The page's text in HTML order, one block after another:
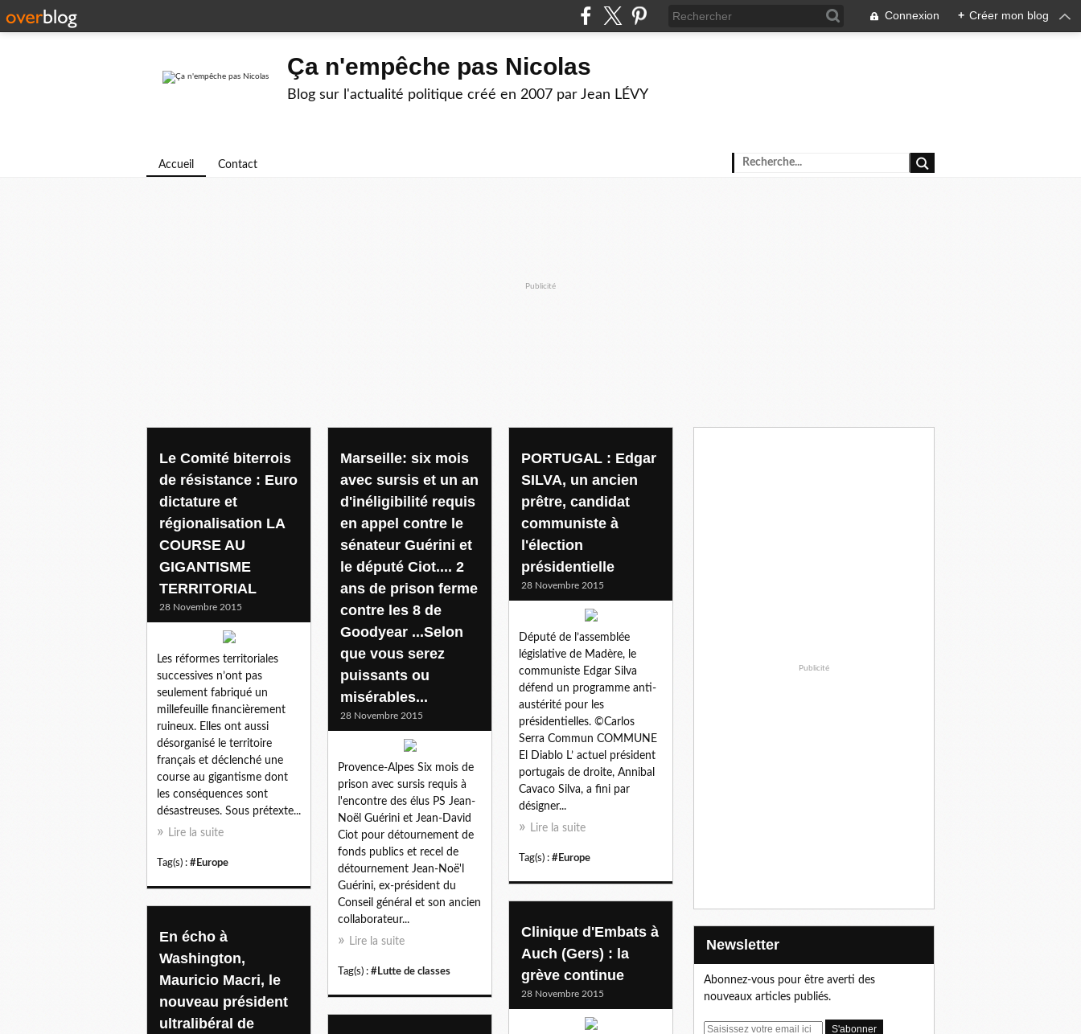
Connexion + Créer mon blog
Ça n'empêche pas Nicolas
Blog sur l'actualité politique créé en 2007 par Jean LÉVY
Accueil Contact
Publicité
Le Comité biterrois
de résistance : Euro
dictature et
régionalisation LA
COURSE AU
GIGANTISME
TERRITORIAL
28 Novembre 2015
Les réformes territoriales
successives n’ont pas
seulement fabriqué un
millefeuille financièrement
ruineux. Elles ont aussi
désorganisé le territoire
français et déclenché une
course au gigantisme dont
les conséquences sont
désastreuses. Sous prétexte...
Lire la suite
Tag(s) : #Europe
Marseille: six mois
avec sursis et un an
d'inéligibilité requis
en appel contre le
sénateur Guérini et
le député Ciot.... 2
ans de prison ferme
contre les 8 de
Goodyear ...Selon
que vous serez
puissants ou
misérables...
28 Novembre 2015
Provence-Alpes Six mois de
prison avec sursis requis à
l'encontre des élus PS Jean-
Noël Guérini et Jean-David
Ciot pour détournement de
fonds publics et recel de
détournement Jean-Noë'l
Guérini, ex-président du
Conseil général et son ancien
collaborateur...
Lire la suite
Tag(s) : #Lutte de classes
PORTUGAL : Edgar
SILVA, un ancien
prêtre, candidat
communiste à
l'élection
présidentielle
28 Novembre 2015
Député de l’assemblée
législative de Madère, le
communiste Edgar Silva
défend un programme anti-
austérité pour les
présidentielles. ©Carlos
Serra Commun COMMUNE
El Diablo L’ actuel président
portugais de droite, Annibal
Cavaco Silva, a fini par
désigner...
Lire la suite
Tag(s) : #Europe
Clinique d'Embats à
Auch (Gers) : la
grève continue
28 Novembre 2015
En écho à
Washington,
Mauricio Macri, le
nouveau président
ultralibéral de
Publicité
Newsletter
Abonnez-vous pour être averti des
nouveaux articles publiés.
E